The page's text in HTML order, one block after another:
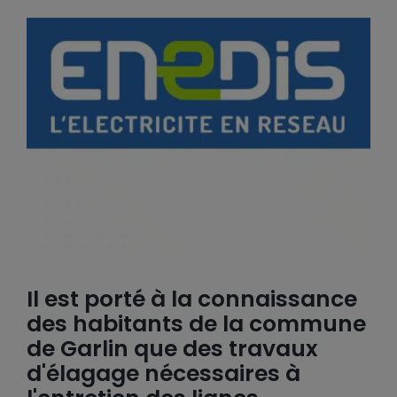
Il est porté à la connaissance
des habitants de la commune
de Garlin que des travaux
d'élagage nécessaires à